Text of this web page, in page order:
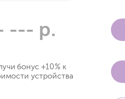
--- р.
бонус +10% к
устройства